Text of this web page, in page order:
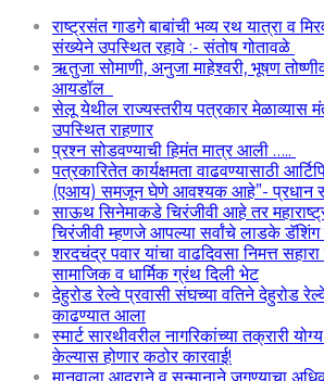
राष्ट्रसंत गाडगे बाबांची भव्य रथ यात्रा व
संख्येने उपस्थित रहावे :- संतोष गोतावळे
ऋतुजा सोमाणी, अनुजा माहेश्वरी, भूषण
आयडॉल
सेलू येथील राज्यस्तरीय पत्रकार मेळाव्यास
उपस्थित राहणार
प्रश्न सोडवण्याची हिमंत मात्र आली …..
पत्रकारितेत कार्यक्षमता वाढवण्यासाठी
(एआय) समजून घेणे आवश्यक आहे”- प्रधान
साऊथ सिनेमाकडे चिरंजीवी आहे तर
चिरंजीवी म्हणजे आपल्या सर्वांचे लाडके डॅशिंग
शरदचंद्र पवार यांचा वाढदिवसा निमत्त सहारा
सामाजिक व धार्मिक ग्रंथ दिली भेट
देहुरोड रेल्वे प्रवासी संघच्या वतिने देहुरोड
काढण्यात आला
स्मार्ट सारथीवरील नागरिकांच्या तक्रारी
केल्यास होणार कठोर कारवाई!